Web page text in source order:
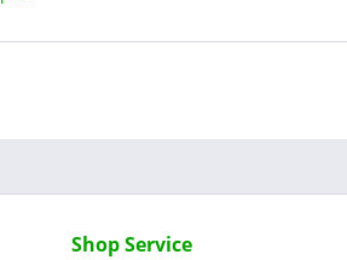
Shop Service